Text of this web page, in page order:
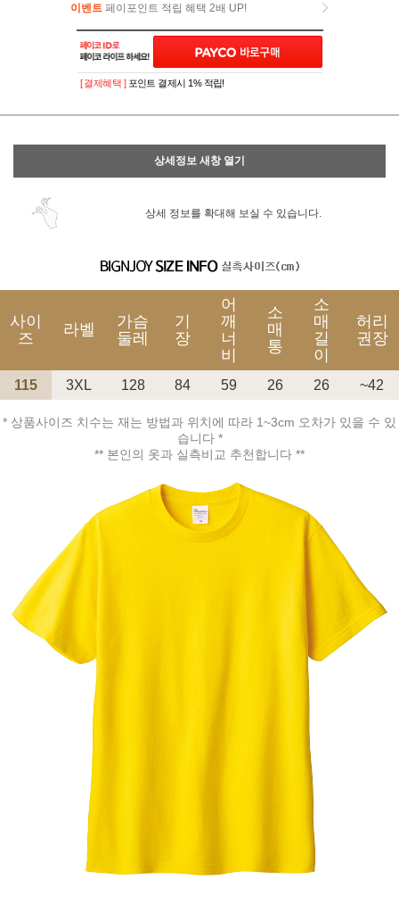
이벤트 페이포인트 적립 혜택 2배 UP!
이벤트페이포인트 적립 혜택 2배 UP!
PAYCO 바로구매
[ 결제혜택 ] 포인트 결제시 1% 적립!
상세정보 새창 열기
상세 정보를 확대해 보실 수 있습니다.
사이
즈
라벨
가슴
둘레
기
장
어
깨
너
비
소
매
통
소
매
길
이
허리
권장
115 3XL 128 84 59 26 26 ~42
* 상품사이즈 치수는 재는 방법과 위치에 따라 1~3cm 오차가 있을 수 있
습니다 *
** 본인의 옷과 실측비교 추천합니다 **